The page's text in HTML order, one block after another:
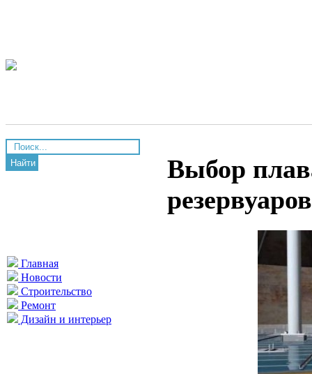
Найти
Главная
Новости
Строительство
Ремонт
Дизайн и интерьер
Выбор
резервуаров